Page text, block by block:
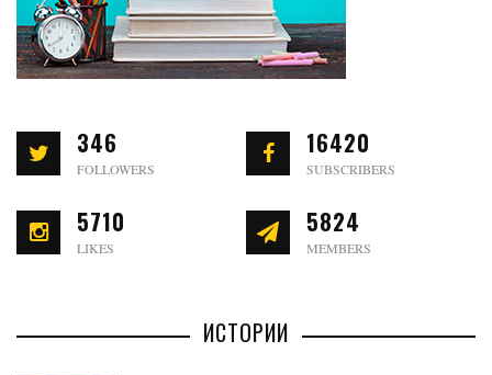
346
FOLLOWERS
16420
SUBSCRIBERS
5710
LIKES
5824
MEMBERS
ИСТОРИИ